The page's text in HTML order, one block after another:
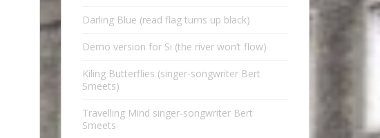
Darling Blue (read flag turns up black)
Demo version for Si (the river won’t flow)
Kiling Butterflies (singer-songwriter Bert
Smeets)
Travelling Mind singer-songwriter Bert
Smeets